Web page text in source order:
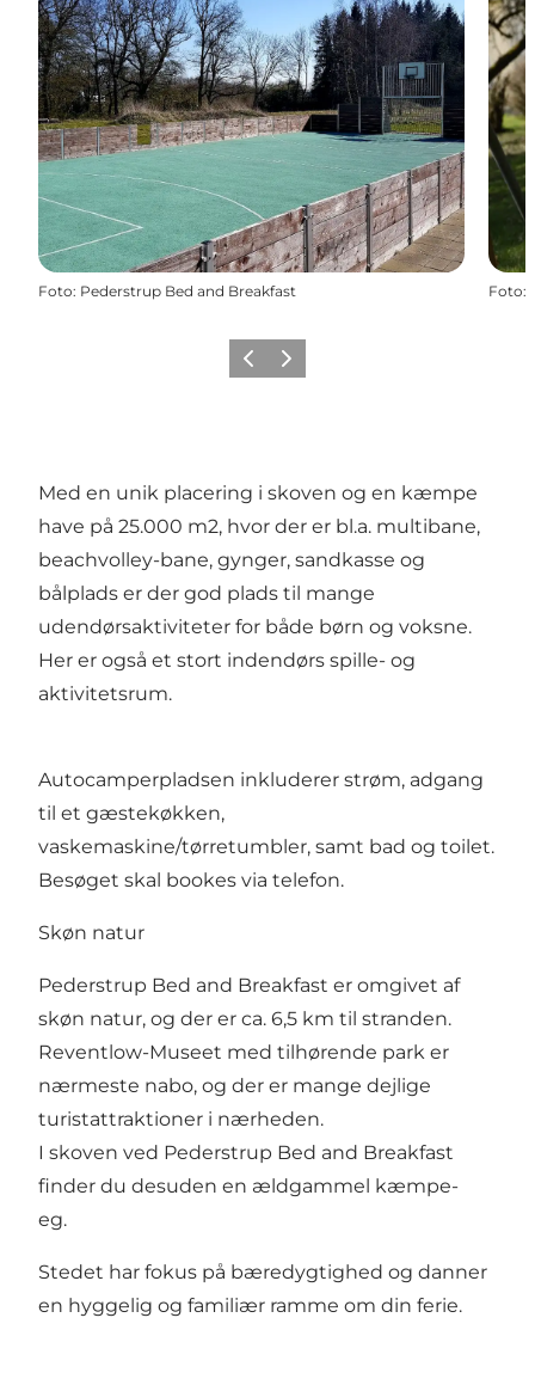
Foto: Pederstrup Bed and Breakfast Foto:
ForrigeNæste
Med en unik placering i skoven og en kæmpe
have på 25.000 m2, hvor der er bl.a. multibane,
beachvolley-bane, gynger, sandkasse og
bålplads er der god plads til mange
udendørsaktiviteter for både børn og voksne.
Her er også et stort indendørs spille- og
aktivitetsrum.
Autocamperpladsen inkluderer strøm, adgang
til et gæstekøkken,
vaskemaskine/tørretumbler, samt bad og toilet.
Besøget skal bookes via telefon.
Skøn natur
Pederstrup Bed and Breakfast er omgivet af
skøn natur, og der er ca. 6,5 km til stranden.
Reventlow-Museet med tilhørende park er
nærmeste nabo, og der er mange dejlige
turistattraktioner i nærheden.
I skoven ved Pederstrup Bed and Breakfast
finder du desuden en ældgammel kæmpe-
eg.
Stedet har fokus på bæredygtighed og danner
en hyggelig og familiær ramme om din ferie.